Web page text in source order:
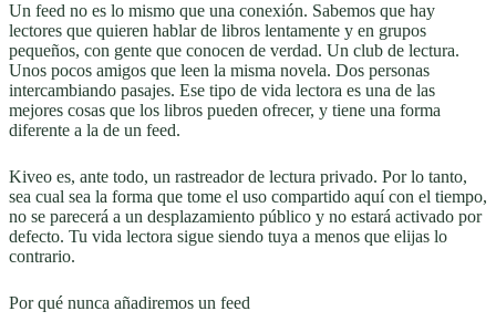
Un feed no es lo mismo que una conexión. Sabemos que hay
lectores que quieren hablar de libros lentamente y en grupos
pequeños, con gente que conocen de verdad. Un club de lectura.
Unos pocos amigos que leen la misma novela. Dos personas
intercambiando pasajes. Ese tipo de vida lectora es una de las
mejores cosas que los libros pueden ofrecer, y tiene una forma
diferente a la de un feed.
Kiveo es, ante todo, un rastreador de lectura privado. Por lo tanto,
sea cual sea la forma que tome el uso compartido aquí con el tiempo,
no se parecerá a un desplazamiento público y no estará activado por
defecto. Tu vida lectora sigue siendo tuya a menos que elijas lo
contrario.
Por qué nunca añadiremos un feed